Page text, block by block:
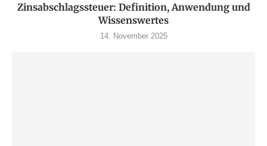
Zinsabschlagssteuer: Definition, Anwendung und
Wissenswertes
14. November 2025